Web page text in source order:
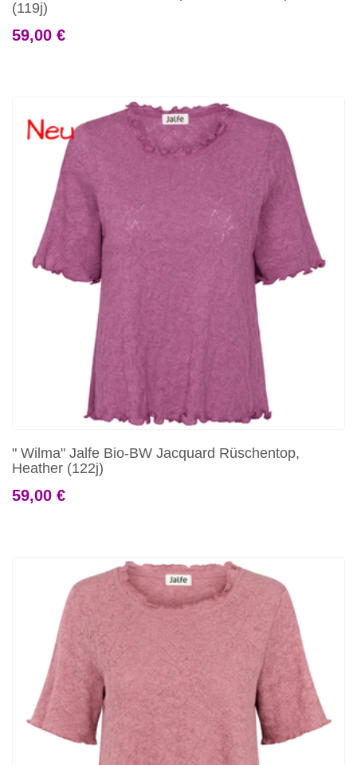
(119j)
59,00 €
" Wilma" Jalfe Bio-BW Jacquard Rüschentop,
Heather (122j)
59,00 €